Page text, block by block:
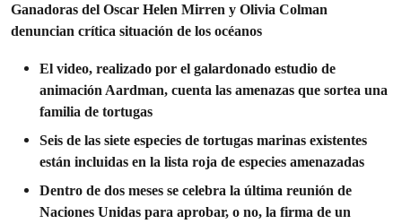
Ganadoras del Oscar Helen Mirren y Olivia Colman
denuncian crítica situación de los océanos
El video, realizado por el galardonado estudio de
animación Aardman, cuenta las amenazas que sortea una
familia de tortugas
Seis de las siete especies de tortugas marinas existentes
están incluidas en la lista roja de especies amenazadas
Dentro de dos meses se celebra la última reunión de
Naciones Unidas para aprobar, o no, la firma de un